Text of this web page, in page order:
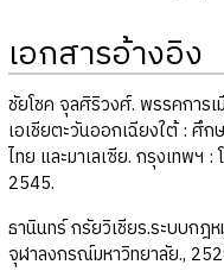
เอกสารอ้างอิง
ชัยโชค จุลศิริวงศ์. พรรคการเ
เอเชียตะวันออกเฉียงใต้ : ศึ
ไทย และมาเลเซีย. กรุงเทพฯ
2545.
ธานินทร์ กรัยวิเชียร.ระบบก
จุฬาลงกรณ์มหาวิทยาลัย.,